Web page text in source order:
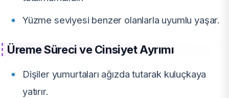
Yüzme seviyesi benzer olanlarla uyumlu yaşar.
Üreme Süreci ve Cinsiyet Ayrımı
Dişiler yumurtaları ağızda tutarak kuluçkaya
yatırır.